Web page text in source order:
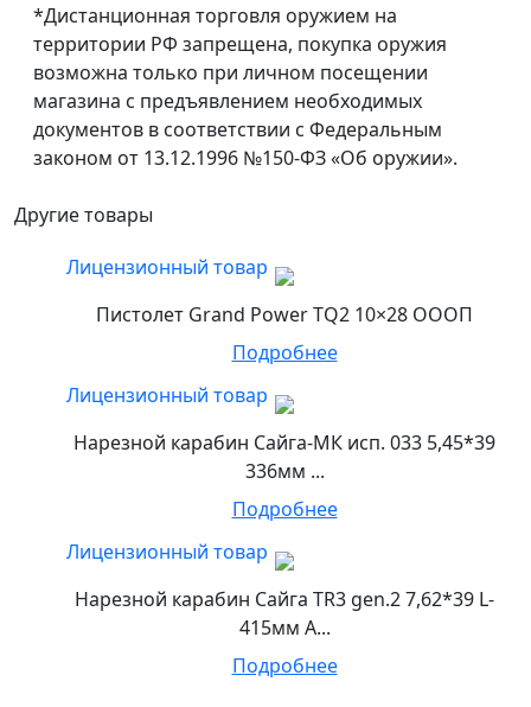
*Дистанционная торговля оружием на
территории РФ запрещена, покупка оружия
возможна только при личном посещении
магазина с предъявлением необходимых
документов в соответствии с Федеральным
законом от 13.12.1996 №150-ФЗ «Об оружии».
Другие товары
Лицензионный товар
Пистолет Grand Power TQ2 10×28 ОООП
Подробнее
Лицензионный товар
Нарезной карабин Сайга-МК исп. 033 5,45*39
336мм ...
Подробнее
Лицензионный товар
Нарезной карабин Сайга TR3 gen.2 7,62*39 L-
415мм А...
Подробнее